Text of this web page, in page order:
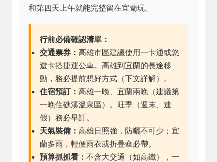
和第四天上午就能完整留在宜蘭玩。
行前必備確認清單：
交通票券： 高雄市區建議使用一卡通或悠
遊卡搭捷運公車。高雄到宜蘭的長途移
動，務必提前想好方式（下文詳解）。
住宿預訂： 高雄一晚、宜蘭兩晚（建議第
一晚住礁溪溫泉區）。旺季（週末、連
假）務必早訂。
天氣裝備： 高雄日照強，防曬不可少；宜
蘭多雨，輕便雨衣或折疊傘必帶。
預算抓抓看： 不含大交通（如高鐵），一